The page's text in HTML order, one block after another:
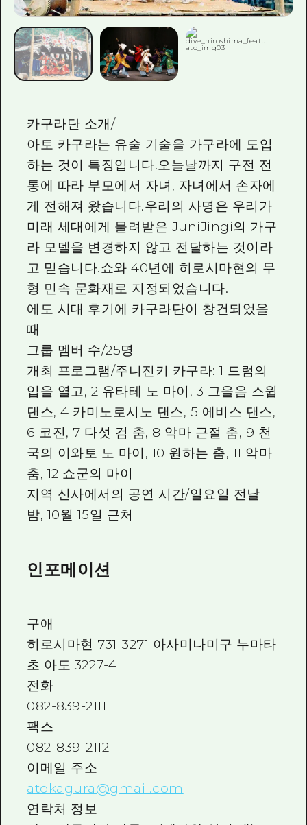
재해가 발생했을 때의 교통 정보
관광 안내 책자
카구라단 소개/
아토 카구라는 유술 기술을 가구라에 도입
하는 것이 특징입니다.오늘날까지 구전 전
통에 따라 부모에서 자녀, 자녀에서 손자에
게 전해져 왔습니다.우리의 사명은 우리가
미래 세대에게 물려받은 JuniJingi의 가구
라 모델을 변경하지 않고 전달하는 것이라
고 믿습니다.쇼와 40년에 히로시마현의 무
형 민속 문화재로 지정되었습니다.
에도 시대 후기에 카구라단이 창건되었을
때
그룹 멤버 수/25명
개최 프로그램/주니진키 카구라: 1 드럼의
입을 열고, 2 유타테 노 마이, 3 그을음 스윕
댄스, 4 카미노로시노 댄스, 5 에비스 댄스,
6 코진, 7 다섯 검 춤, 8 악마 근절 춤, 9 천
국의 이와토 노 마이, 10 원하는 춤, 11 악마
춤, 12 쇼군의 마이
지역 신사에서의 공연 시간/일요일 전날
밤, 10월 15일 근처
인포메이션
구애
히로시마현 731-3271 아사미나미구 누마타
초 아도 3227-4
전화
082-839-2111
팩스
082-839-2112
이메일 주소
atokagura@gmail.com
연락처 정보